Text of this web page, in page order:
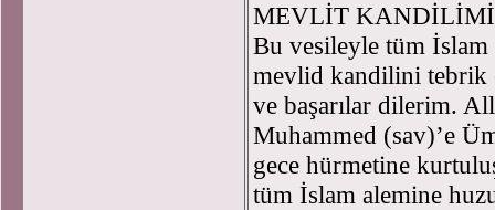
MEVLİT
Bu vesileyle tüm
mevlid kandilini tebrik
ve başarılar dilerim.
Muhammed (sav)’e
gece hürmetine
tüm İslam alemine